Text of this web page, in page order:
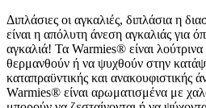
Διπλάσιες οι αγκαλιές, διπλάσια η
είναι η απόλυτη άνεση αγκαλιάς για
αγκαλιά! Τα Warmies® είναι
θερμανθούν ή να ψυχθούν στην
καταπραϋντικής και ανακουφιστικής
Warmies® είναι αρωματισμένα με